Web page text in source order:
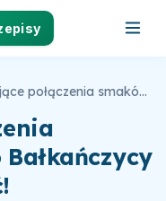
Zaskakujące połączenia smaków, które tylko Bałkańczycy mogą ci zaoferować!